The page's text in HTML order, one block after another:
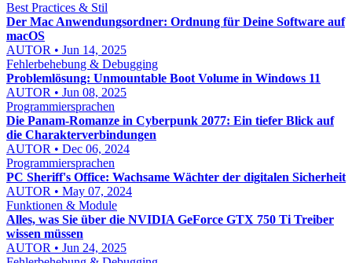
Best Practices & Stil
Der Mac Anwendungsordner: Ordnung für Deine Software auf
macOS
AUTOR • Jun 14, 2025
Fehlerbehebung & Debugging
Problemlösung: Unmountable Boot Volume in Windows 11
AUTOR • Jun 08, 2025
Programmiersprachen
Die Panam-Romanze in Cyberpunk 2077: Ein tiefer Blick auf
die Charakterverbindungen
AUTOR • Dec 06, 2024
Programmiersprachen
PC Sheriff's Office: Wachsame Wächter der digitalen Sicherheit
AUTOR • May 07, 2024
Funktionen & Module
Alles, was Sie über die NVIDIA GeForce GTX 750 Ti Treiber
wissen müssen
AUTOR • Jun 24, 2025